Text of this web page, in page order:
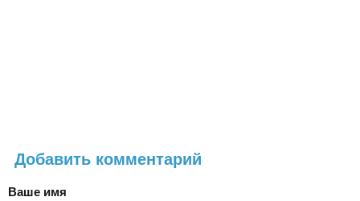
Добавить комментарий
Ваше имя